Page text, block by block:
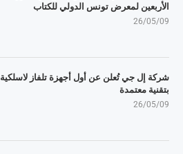
الأربعين لمعرض تونس الدولي للكتاب
26/05/09
شركة إل جي تُعلن عن أول أجهزة تلفاز لاسلكية
بتقنية معتمدة
26/05/09